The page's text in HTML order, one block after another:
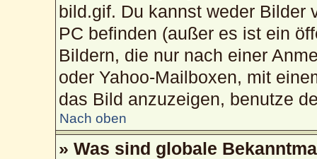
bild.gif. Du kannst weder Bilder
PC befinden (außer es ist ein
Bildern, die nur nach einer
oder Yahoo-Mailboxen, mit
das Bild anzuzeigen, benutze
Nach oben
» Was sind globale